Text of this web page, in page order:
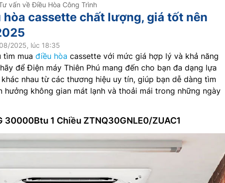
vấn về Điều Hòa Công Trình
cassette chất lượng, giá tốt nên
2025, lúc 18:35
tìm mua điều hòa cassette với mức giá hợp lý và khả năng
để Điện máy Thiên Phú mang đến cho bạn đa dạng lựa
nhau từ các thương hiệu uy tín, giúp bạn dễ dàng tìm
hưởng không gian mát lạnh và thoải mái trong những ngày
30000Btu 1 Chiều ZTNQ30GNLE0/ZUAC1